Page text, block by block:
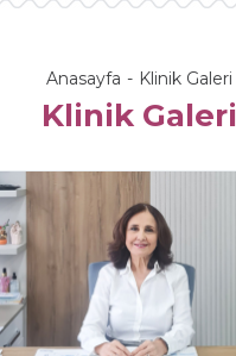
Anasayfa Klinik Galeri
Klinik Galeri